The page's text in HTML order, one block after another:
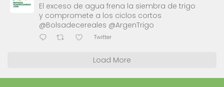
El exceso de agua frena la siembra de trigo
y compromete a los ciclos cortos
@Bolsadecereales @ArgenTrigo
Twitter
Load More